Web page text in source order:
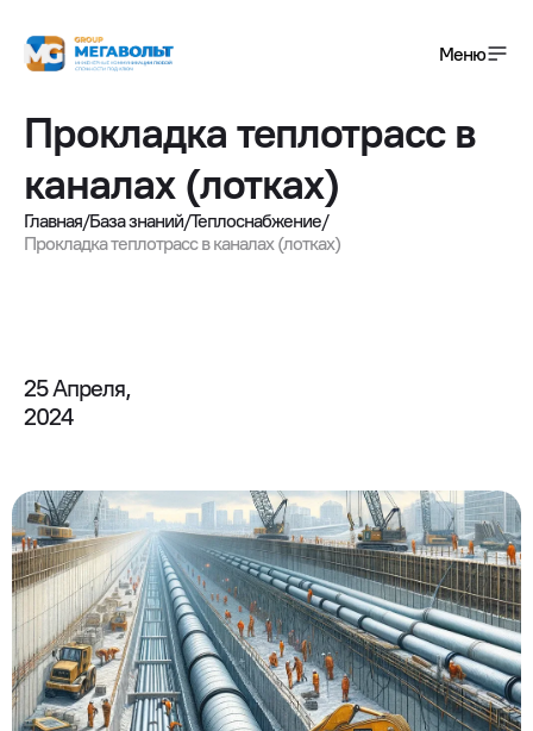
Меню
info@megavolt-group.com
База знаний
Контакты
Получить консультацию
Прокладка теплотрасс в
каналах (лотках)
Главная/База знаний/Теплоснабжение/
Прокладка теплотрасс в каналах (лотках)
25 Апреля,
2024